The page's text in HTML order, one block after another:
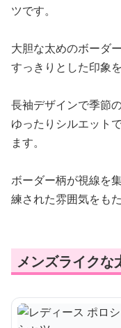
ツです。
大胆な太めのボーダ
すっきりとした印象を
長袖デザインで季節
ゆったりシルエット
ます。
ボーダー柄が視線を
練された雰囲気をも
メンズライクな